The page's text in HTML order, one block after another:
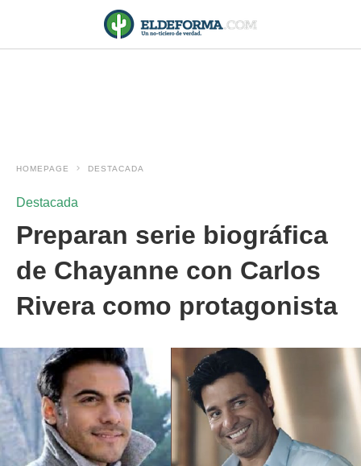
HOMEPAGE DESTACADA
Destacada
Preparan serie biográfica
de Chayanne con Carlos
Rivera como protagonista